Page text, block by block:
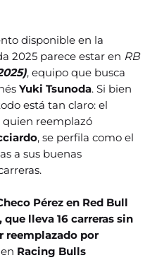
disponible en la
2025 parece estar en RB
, equipo que busca
Yuki Tsunoda. Si bien
está tan claro: el
quien reemplazó
, se perfila como el
a sus buenas
Pérez en Red Bull
lleva 16 carreras sin
reemplazado por
Racing Bulls